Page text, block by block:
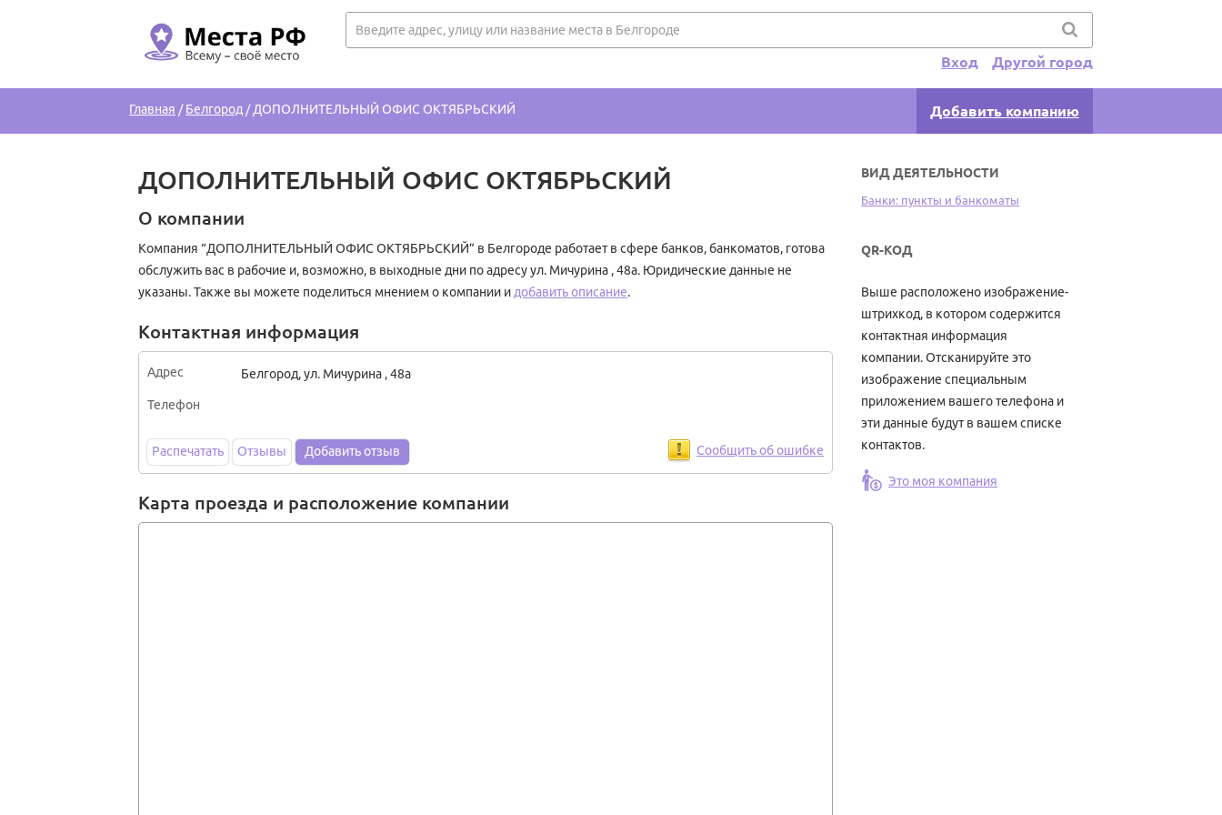
Другой город
Вход
Добавить компанию
Главная /Белгород /ДОПОЛНИТЕЛЬНЫЙ ОФИС ОКТЯБРЬСКИЙ
ДОПОЛНИТЕЛЬНЫЙ ОФИС ОКТЯБРЬСКИЙ
О компании
Компания “ДОПОЛНИТЕЛЬНЫЙ ОФИС ОКТЯБРЬСКИЙ” в Белгороде работает в сфере банков, банкоматов, готова
обслужить вас в рабочие и, возможно, в выходные дни по адресу ул. Мичурина , 48а. Юридические данные не
указаны. Также вы можете поделиться мнением о компании идобавить описание.
Контактная информация
Адрес Белгород,ул. Мичурина , 48а
Телефон
Сообщить об ошибке
Распечатать Отзывы Добавить отзыв
Карта проезда и расположение компании
ВИД ДЕЯТЕЛЬНОСТИ
Банки: пункты и банкоматы
QR-КОД
Выше расположено изображение-
штрихкод, в котором содержится
контактная информация
компании. Отсканируйте это
изображение специальным
приложением вашего телефона и
эти данные будут в вашем списке
контактов.
Это моя компания